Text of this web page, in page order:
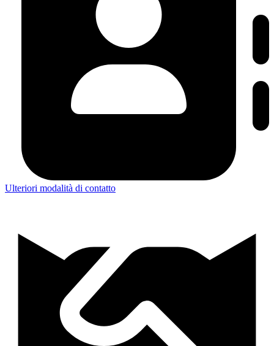
Ulteriori modalità di contatto